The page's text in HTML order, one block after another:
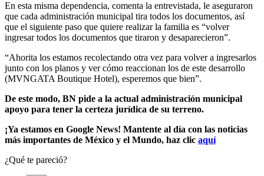
En esta misma dependencia, comenta la entrevistada, le aseguraron
que cada administración municipal tira todos los documentos, así
que el siguiente paso que quiere realizar la familia es “volver
ingresar todos los documentos que tiraron y desaparecieron”.
“Ahorita los estamos recolectando otra vez para volver a ingresarlos
junto con los planos y ver cómo reaccionan los de este desarrollo
(MVNGATA Boutique Hotel), esperemos que bien”.
De este modo, BN pide a la actual administración municipal
apoyo para tener la certeza jurídica de su terreno.
¡Ya estamos en Google News! Mantente al día con las noticias
más importantes de México y el Mundo, haz clic aquí
¿Qué te pareció?